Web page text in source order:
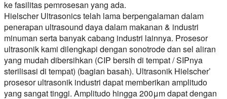
ke fasilitas pemrosesan yang ada.
Hielscher Ultrasonics telah lama berpengalaman dalam
penerapan ultrasound daya dalam makanan & industri
minuman serta banyak cabang industri lainnya. Prosesor
ultrasonik kami dilengkapi dengan sonotrode dan sel aliran
yang mudah dibersihkan (CIP bersih di tempat / SIPnya
sterilisasi di tempat) (bagian basah). Ultrasonik Hielscher’
prosesor ultrasonik industri dapat memberikan amplitudo
yang sangat tinggi. Amplitudo hingga 200μm dapat dengan